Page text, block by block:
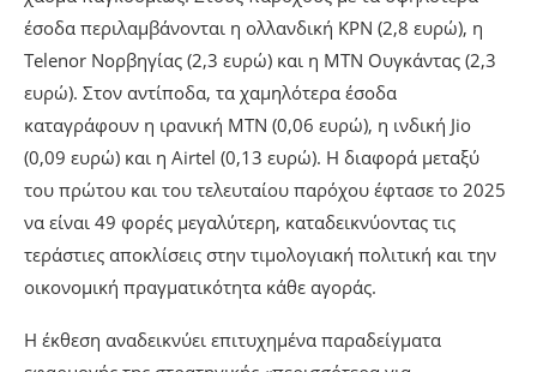
έσοδα περιλαμβάνονται η ολλανδική KPN (2,8 ευρώ), η
Telenor Νορβηγίας (2,3 ευρώ) και η MTN Ουγκάντας (2,3
ευρώ). Στον αντίποδα, τα χαμηλότερα έσοδα
καταγράφουν η ιρανική MTN (0,06 ευρώ), η ινδική Jio
(0,09 ευρώ) και η Airtel (0,13 ευρώ). Η διαφορά μεταξύ
του πρώτου και του τελευταίου παρόχου έφτασε το 2025
να είναι 49 φορές μεγαλύτερη, καταδεικνύοντας τις
τεράστιες αποκλίσεις στην τιμολογιακή πολιτική και την
οικονομική πραγματικότητα κάθε αγοράς.
Η έκθεση αναδεικνύει επιτυχημένα παραδείγματα